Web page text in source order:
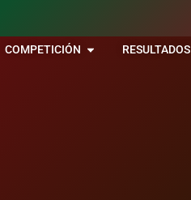
COMPETICIÓN RESULTADOS